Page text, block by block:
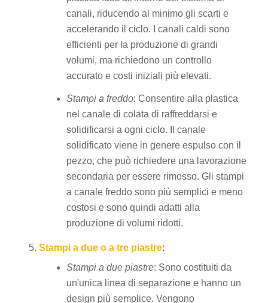
canali, riducendo al minimo gli scarti e
accelerando il ciclo. I canali caldi sono
efficienti per la produzione di grandi
volumi, ma richiedono un controllo
accurato e costi iniziali più elevati.
Stampi a freddo: Consentire alla plastica
nel canale di colata di raffreddarsi e
solidificarsi a ogni ciclo. Il canale
solidificato viene in genere espulso con il
pezzo, che può richiedere una lavorazione
secondaria per essere rimosso. Gli stampi
a canale freddo sono più semplici e meno
costosi e sono quindi adatti alla
produzione di volumi ridotti.
Stampi a due o a tre piastre:
Stampi a due piastre: Sono costituiti da
un'unica linea di separazione e hanno un
design più semplice. Vengono